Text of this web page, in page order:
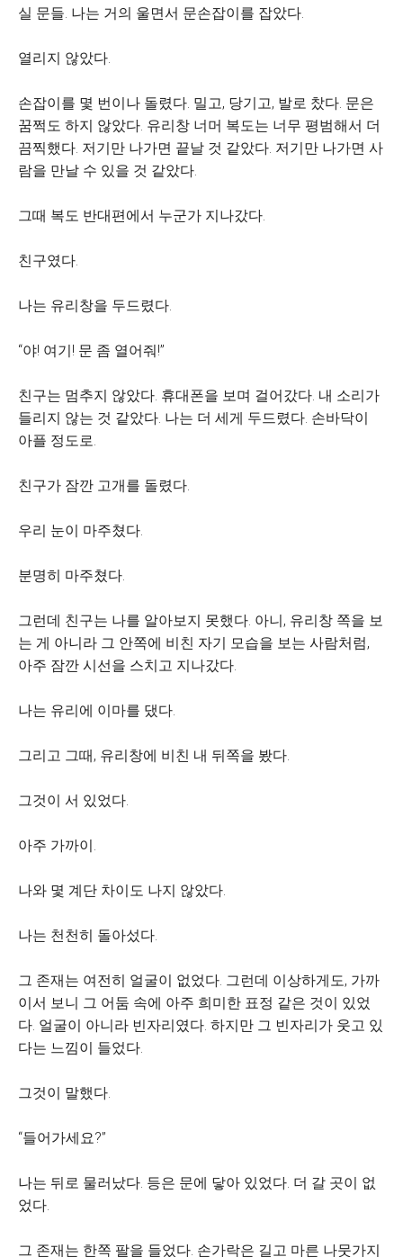
실 문들. 나는 거의 울면서 문손잡이를 잡았다.
열리지 않았다.
손잡이를 몇 번이나 돌렸다. 밀고, 당기고, 발로 찼다. 문은
꿈쩍도 하지 않았다. 유리창 너머 복도는 너무 평범해서 더
끔찍했다. 저기만 나가면 끝날 것 같았다. 저기만 나가면 사
람을 만날 수 있을 것 같았다.
그때 복도 반대편에서 누군가 지나갔다.
친구였다.
나는 유리창을 두드렸다.
“야! 여기! 문 좀 열어줘!”
친구는 멈추지 않았다. 휴대폰을 보며 걸어갔다. 내 소리가
들리지 않는 것 같았다. 나는 더 세게 두드렸다. 손바닥이
아플 정도로.
친구가 잠깐 고개를 돌렸다.
우리 눈이 마주쳤다.
분명히 마주쳤다.
그런데 친구는 나를 알아보지 못했다. 아니, 유리창 쪽을 보
는 게 아니라 그 안쪽에 비친 자기 모습을 보는 사람처럼,
아주 잠깐 시선을 스치고 지나갔다.
나는 유리에 이마를 댔다.
그리고 그때, 유리창에 비친 내 뒤쪽을 봤다.
그것이 서 있었다.
아주 가까이.
나와 몇 계단 차이도 나지 않았다.
나는 천천히 돌아섰다.
그 존재는 여전히 얼굴이 없었다. 그런데 이상하게도, 가까
이서 보니 그 어둠 속에 아주 희미한 표정 같은 것이 있었
다. 얼굴이 아니라 빈자리였다. 하지만 그 빈자리가 웃고 있
다는 느낌이 들었다.
그것이 말했다.
“들어가세요?”
나는 뒤로 물러났다. 등은 문에 닿아 있었다. 더 갈 곳이 없
었다.
그 존재는 한쪽 팔을 들었다. 손가락은 길고 마른 나뭇가지